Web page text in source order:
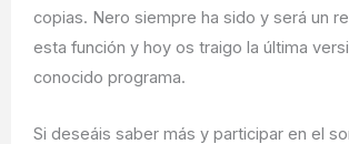
copias. Nero siempre ha sido y será un
esta función y hoy os traigo la última
conocido programa.
Si deseáis saber más y participar en el